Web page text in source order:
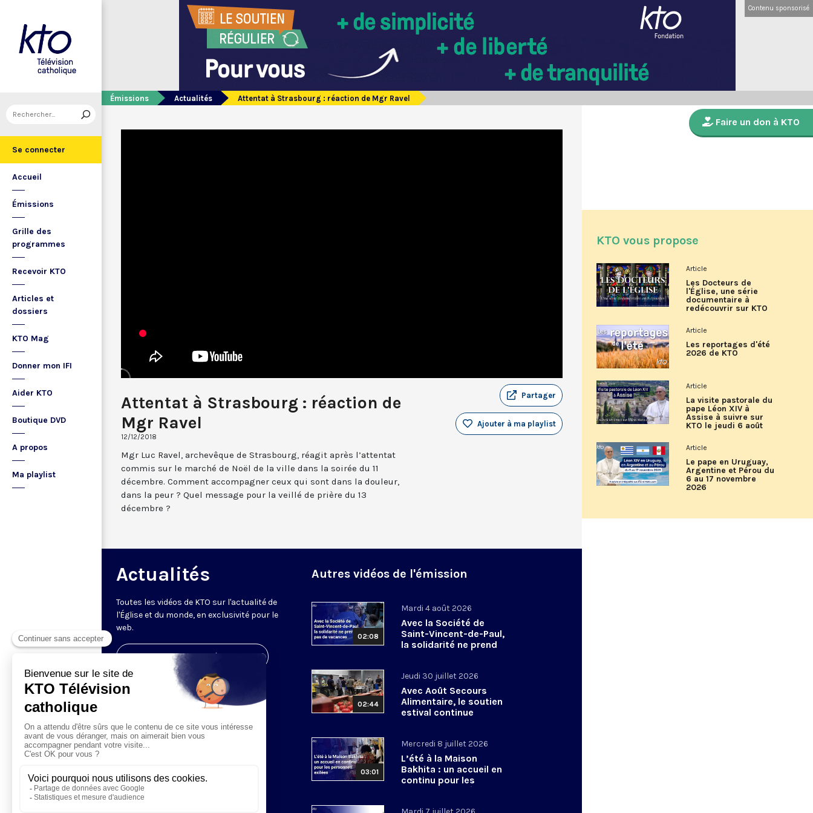
Se connecter
Accueil
Émissions
Grille des
programmes
Recevoir KTO
Articles et
dossiers
KTO Mag
Donner mon IFI
Aider KTO
Boutique DVD
A propos
Ma playlist
Contenu sponsorisé
Émissions Actualités Attentat à Strasbourg : réaction de Mgr Ravel
Attentat à Strasbourg : réaction de
Mgr Ravel
12/12/2018
Partager
Ajouter à ma playlist
Mgr Luc Ravel, archevêque de Strasbourg, réagit après l’attentat
commis sur le marché de Noël de la ville dans la soirée du 11
décembre. Comment accompagner ceux qui sont dans la douleur,
dans la peur ? Quel message pour la veillé de prière du 13
décembre ?
Actualités
Toutes les vidéos de KTO sur l'actualité de
l'Église et du monde, en exclusivité pour le
web.
Visiter la page de l'émission
Autres vidéos de l'émission
02:08
Mardi 4 août 2026
Avec la Société de
Saint-Vincent-de-Paul,
la solidarité ne prend
02:44
Jeudi 30 juillet 2026
Avec Août Secours
Alimentaire, le soutien
estival continue
03:01
Mercredi 8 juillet 2026
L’été à la Maison
Bakhita : un accueil en
continu pour les
personnes exilées
Faire un don à KTO
KTO vous propose
Article
Les Docteurs de
l'Église, une série
documentaire à
redécouvrir sur KTO
Article
Les reportages d'été
2026 de KTO
Article
La visite pastorale du
pape Léon XIV à
Assise à suivre sur
KTO le jeudi 6 août
Article
Le pape en Uruguay,
Argentine et Pérou du
6 au 17 novembre
2026